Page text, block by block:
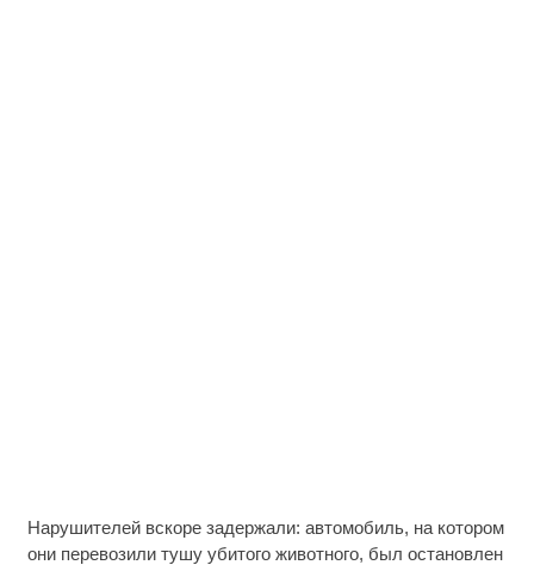
Нарушителей вскоре задержали: автомобиль, на котором
они перевозили тушу убитого животного, был остановлен